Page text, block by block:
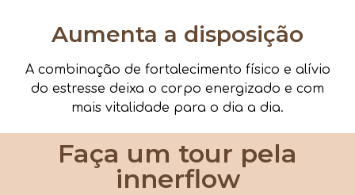
Aumenta a disposição
A combinação de fortalecimento físico e alívio
do estresse deixa o corpo energizado e com
mais vitalidade para o dia a dia.
Faça um tour pela
innerflow